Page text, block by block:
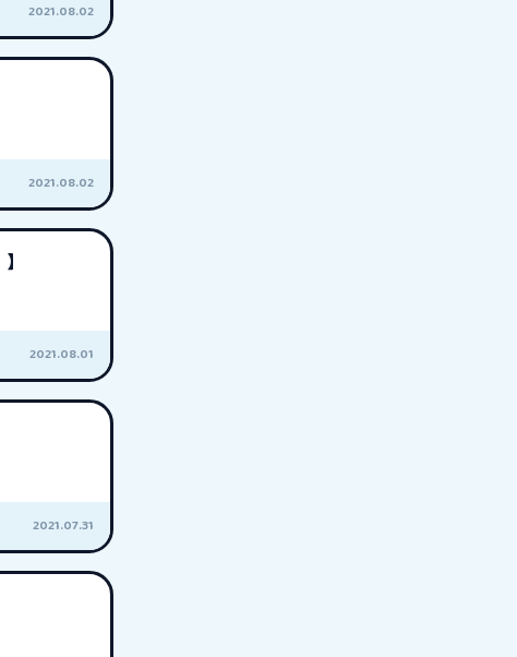
2021.08.02
2021.08.02
2021.08.01
2021.07.31